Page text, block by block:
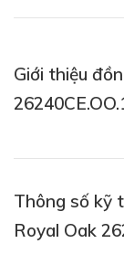
Giới thiệu
Thông số kỹ
Royal Oak